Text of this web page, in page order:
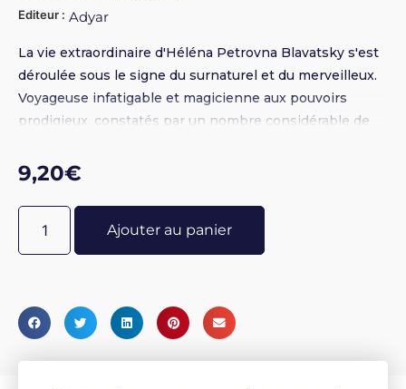
Editeur : Adyar
La vie extraordinaire d'Héléna Petrovna Blavatsky s'est
déroulée sous le signe du surnaturel et du merveilleux.
Voyageuse infatigable et magicienne aux pouvoirs
prodigieux, constatés par un nombre considérable de
l'occulte, celui des Sages dont elle fut l'élève, la
messagère.
9,20€
Ajouter au panier